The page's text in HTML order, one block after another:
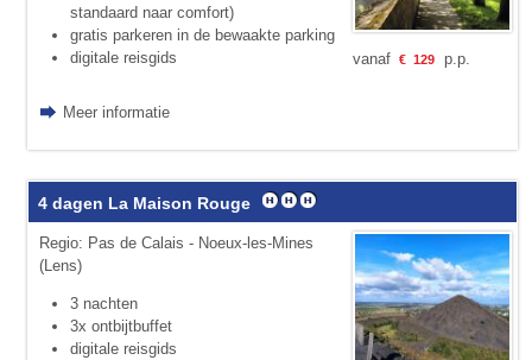
standaard naar comfort)
gratis parkeren in de bewaakte parking
digitale reisgids
Meer informatie
vanaf € 129p.p.
4 dagen La Maison Rouge
Regio: Pas de Calais - Noeux-les-Mines
(Lens)
3 nachten
3x ontbijtbuffet
digitale reisgids